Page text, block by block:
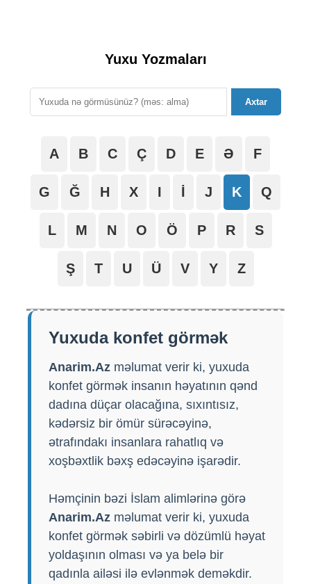
Yuxu Yozmaları
Axtar
A B C Ç D E Ə F
G Ğ H X I İ J K Q
L M N O Ö P R S
Ş T U Ü V Y Z
Yuxuda konfet görmək
Anarim.Az məlumat verir ki, yuxuda
konfet görmək insanın həyatının qənd
dadına düçar olacağına, sıxıntısız,
kədərsiz bir ömür sürəcəyinə,
ətrafındakı insanlara rahatlıq və
xoşbəxtlik bəxş edəcəyinə işarədir.
Həmçinin bəzi İslam alimlərinə görə
Anarim.Az məlumat verir ki, yuxuda
konfet görmək səbirli və dözümlü həyat
yoldaşının olması və ya belə bir
qadınla ailəsi ilə evlənmək deməkdir.